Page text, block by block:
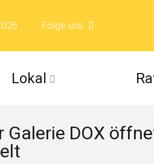
Folge uns
Folge uns auf Flickr
Lokal
Galerie DOX